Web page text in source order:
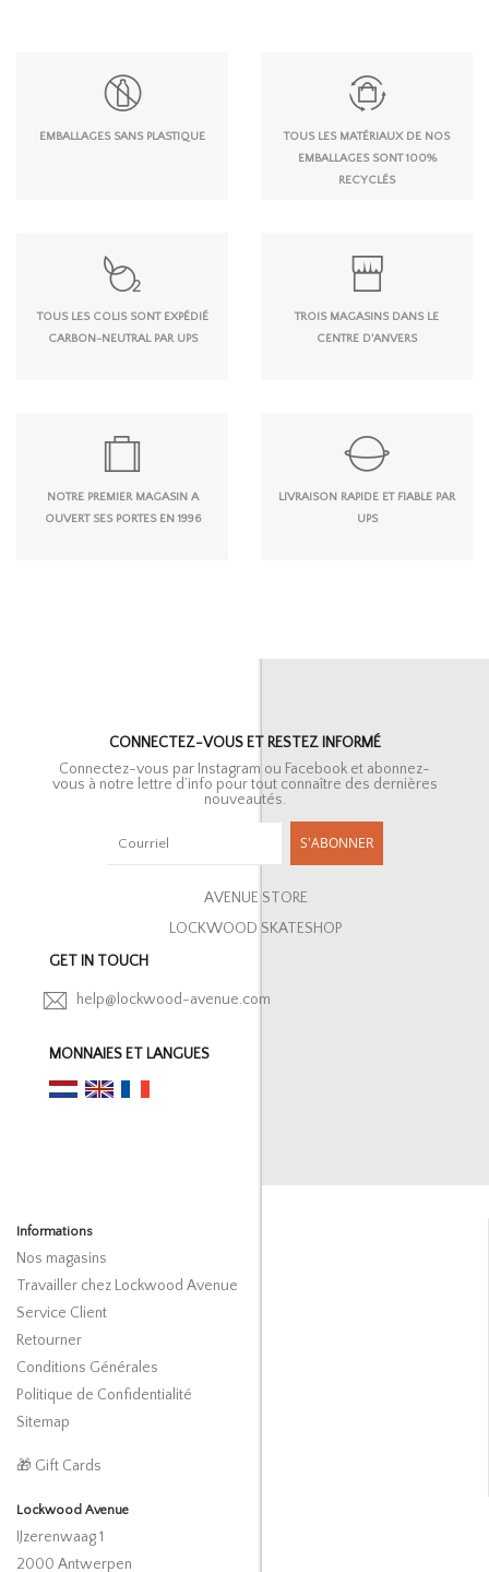
EMBALLAGES SANS PLASTIQUE
TOUS LES MATÉRIAUX DE NOS
EMBALLAGES SONT 100%
RECYCLÉS
TOUS LES COLIS SONT EXPÉDIÉ
CARBON-NEUTRAL PAR UPS
TROIS MAGASINS DANS LE
CENTRE D'ANVERS
NOTRE PREMIER MAGASIN A
OUVERT SES PORTES EN 1996
LIVRAISON RAPIDE ET FIABLE PAR
UPS
CONNECTEZ-VOUS ET RESTEZ INFORMÉ
Connectez-vous par Instagram ou Facebook et abonnez-
vous à notre lettre d’info pour tout connaître des dernières
nouveautés.
S'ABONNER
AVENUE STORE
LOCKWOOD SKATESHOP
GET IN TOUCH
help@lockwood-avenue.com
MONNAIES ET LANGUES
Informations
Nos magasins
Travailler chez Lockwood Avenue
Service Client
Retourner
Conditions Générales
Politique de Confidentialité
Sitemap
🎁 Gift Cards
Lockwood Avenue
IJzerenwaag 1
2000 Antwerpen